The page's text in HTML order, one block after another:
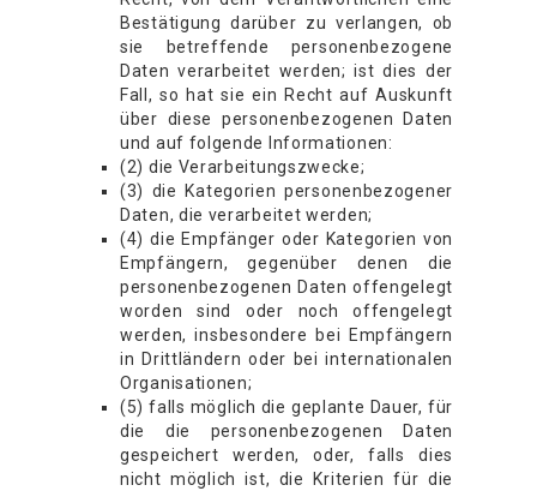
Bestätigung darüber zu verlangen, ob
sie betreffende personenbezogene
Daten verarbeitet werden; ist dies der
Fall, so hat sie ein Recht auf Auskunft
über diese personenbezogenen Daten
und auf folgende Informationen:
(2) die Verarbeitungszwecke;
(3) die Kategorien personenbezogener
Daten, die verarbeitet werden;
(4) die Empfänger oder Kategorien von
Empfängern, gegenüber denen die
personenbezogenen Daten offengelegt
worden sind oder noch offengelegt
werden, insbesondere bei Empfängern
in Drittländern oder bei internationalen
Organisationen;
(5) falls möglich die geplante Dauer, für
die die personenbezogenen Daten
gespeichert werden, oder, falls dies
nicht möglich ist, die Kriterien für die